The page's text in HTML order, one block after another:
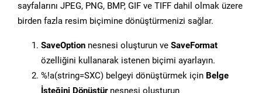
sayfalarını JPEG, PNG, BMP, GIF ve TIFF dahil olmak üzere
birden fazla resim biçimine dönüştürmenizi sağlar.
SaveOption nesnesi oluşturun ve SaveFormat
özelliğini kullanarak istenen biçimi ayarlayın.
%!a(string=SXC) belgeyi dönüştürmek için Belge
İsteğini Dönüştürnesnesi oluşturun